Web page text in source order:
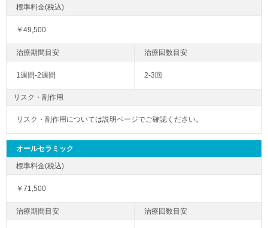
￥49,500
1週間-2週間 2-3回
リスク・副作用
リスク・副作用については説明ページでご確認ください。
オールセラミック
￥71,500